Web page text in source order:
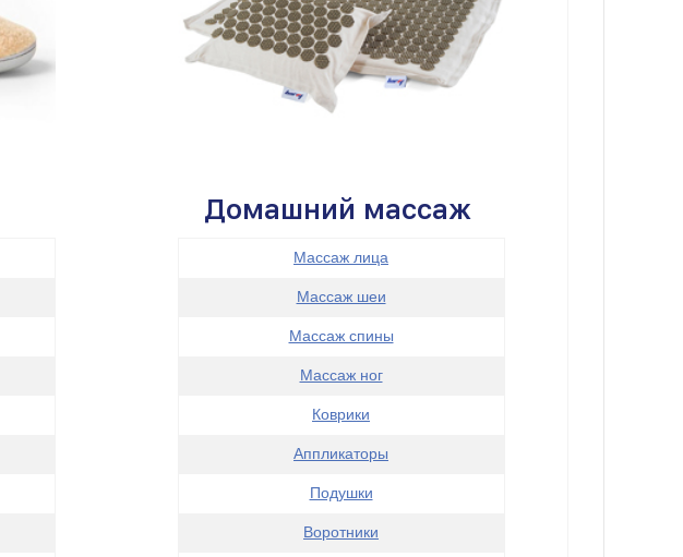
Домашний массаж
Массаж лица
Массаж шеи
Массаж спины
Массаж ног
Коврики
Аппликаторы
Подушки
Воротники